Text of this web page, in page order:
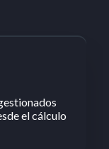
el cálculo